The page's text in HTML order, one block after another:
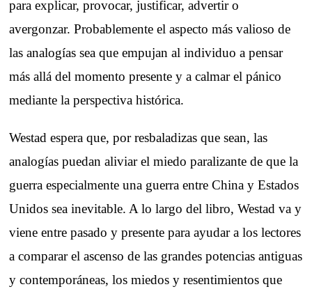
para explicar, provocar, justificar, advertir o
avergonzar. Probablemente el aspecto más valioso de
las analogías sea que empujan al individuo a pensar
más allá del momento presente y a calmar el pánico
mediante la perspectiva histórica.
Westad espera que, por resbaladizas que sean, las
analogías puedan aliviar el miedo paralizante de que la
guerra especialmente una guerra entre China y Estados
Unidos sea inevitable. A lo largo del libro, Westad va y
viene entre pasado y presente para ayudar a los lectores
a comparar el ascenso de las grandes potencias antiguas
y contemporáneas, los miedos y resentimientos que